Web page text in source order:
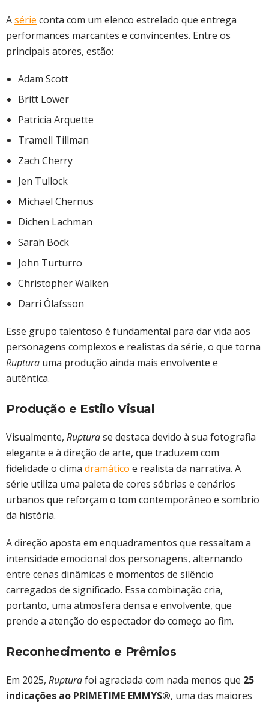
Asérie conta com um elenco estrelado que entrega
performances marcantes e convincentes. Entre os
principais atores, estão:
Adam Scott
Britt Lower
Patricia Arquette
Tramell Tillman
Zach Cherry
Jen Tullock
Michael Chernus
Dichen Lachman
Sarah Bock
John Turturro
Christopher Walken
Darri Ólafsson
Esse grupo talentoso é fundamental para dar vida aos
personagens complexos e realistas da série, o que torna
Ruptura uma produção ainda mais envolvente e
autêntica.
Produção e Estilo Visual
Visualmente, Rupturase destaca devido à sua fotografia
elegante e à direção de arte, que traduzem com
fidelidade o clima dramático e realista da narrativa. A
série utiliza uma paleta de cores sóbrias e cenários
urbanos que reforçam o tom contemporâneo e sombrio
da história.
A direção aposta em enquadramentos que ressaltam a
intensidade emocional dos personagens, alternando
entre cenas dinâmicas e momentos de silêncio
carregados de significado. Essa combinação cria,
portanto, uma atmosfera densa e envolvente, que
prende a atenção do espectador do começo ao fim.
Reconhecimento e Prêmios
Em 2025, Rupturafoi agraciada com nada menos que 25
indicações ao PRIMETIME EMMYS®, uma das maiores